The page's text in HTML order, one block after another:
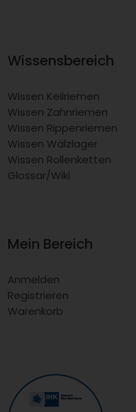
Wissensbereich
Wissen Keilriemen
Wissen Zahnriemen
Wissen Rippenriemen
Wissen Wälzlager
Wissen Rollenketten
Glossar/Wiki
Mein Bereich
Anmelden
Registrieren
Warenkorb